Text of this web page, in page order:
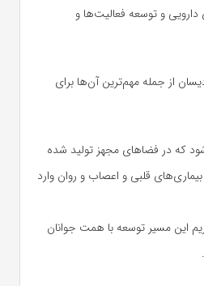
و توسعه فعالیت‌ها و
واکسن رونمایی شد که واکسن ۴ ظرفیتی گاردیسان از جمله مهم‌ترین آن‌ها برای
بازار می‌شود که در فضاهای مجهز تولید شده
قلبی و اعصاب و روان وارد
این مسیر توسعه با همت جوانان